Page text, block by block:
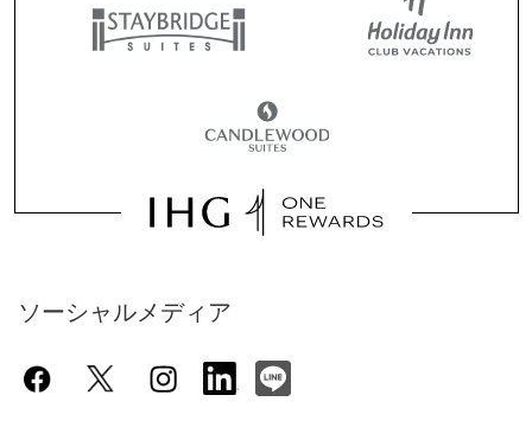
ソーシャルメディア